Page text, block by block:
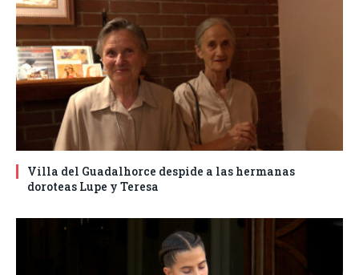
Villa del Guadalhorce despide a las hermanas
doroteas Lupe y Teresa